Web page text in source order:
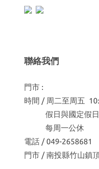
聯絡我們
門市 :
時間 / 周二至周五
假日與國定假日
每周一公休
電話 / 049-2658681
門市 / 南投縣竹山鎮